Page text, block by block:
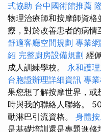
式協助 台中國術館推薦
物理治療師和按摩師資
療，對於改善患者的病情
舒適客廳空間規劃 專業
紹 完整廚房設備規劃 經
成人訓練學校。 永和護
台胞證辦理詳細資訊 專
果您想了解按摩世界，或
時與我的聯絡人聯絡。
動淋巴引流資格。 身體
是基礎培訓還是專題進